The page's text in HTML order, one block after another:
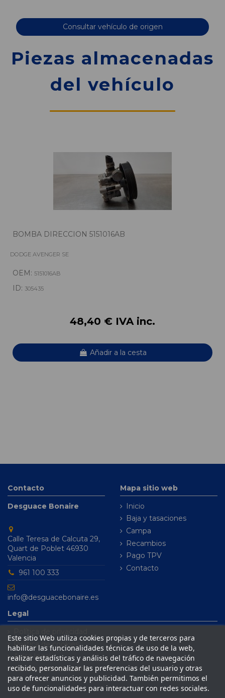
Consultar vehículo de origen
Piezas almacenadas
del vehículo
BOMBA DIRECCION 5151016AB
DODGE AVENGER SE
OEM: 5151016AB
ID: 305435
48,40 € IVA inc.
Añadir a la cesta
Contacto
Desguace Bonaire
Calle Teresa de Calcuta 29,
Quart de Poblet 46930
Valencia
961 100 333
info@desguacebonaire.es
Mapa sitio web
Inicio
Baja y tasaciones
Campa
Recambios
Pago TPV
Contacto
Legal
Política de cookies
Aviso legal
Condiciones de venta
Este sitio Web utiliza cookies propias y de terceros para
habilitar las funcionalidades técnicas de uso de la web,
realizar estadísticas y análisis del tráfico de navegación
recibido, personalizar las preferencias del usuario y otras
para ofrecer anuncios y publicidad. También permitimos el
uso de funcionalidades para interactuar con redes sociales.